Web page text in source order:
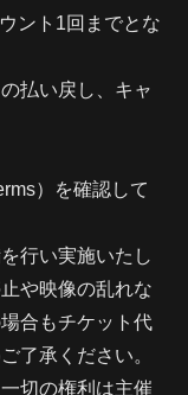
ント1回までとな
払い戻し、キャ
）を確認して
行い実施いたし
や映像の乱れな
合もチケット代
了承ください。
切の権利は主催